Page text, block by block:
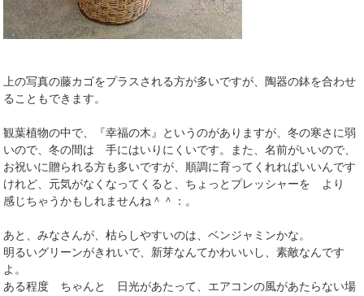
上の写真の藤カゴをプラスされる方が多いですが、陶器の鉢を合わせ
ることもできます。
観葉植物の中で、『幸福の木』というのがありますが、冬の寒さに弱
いので、冬の間は 手にはいりにくいです。また、名前がいいので、
お祝いに贈られる方も多いですが、順調に育ってくれればいいんです
けれど、元気がなくなってくると、ちょっとプレッシャーを より
感じちゃうかもしれませんね＾＾：。
あと、みなさんが、枯らしやすいのは、ベンジャミンかな。
明るいグリーンがきれいで、新芽なんてかわいいし、素敵なんです
よ。
ある程度 ちゃんと 日光があたって、エアコンの風があたらない場